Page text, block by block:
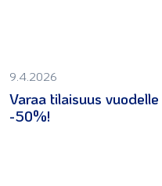
9.4.2026
Varaa tilaisuus
-50%!